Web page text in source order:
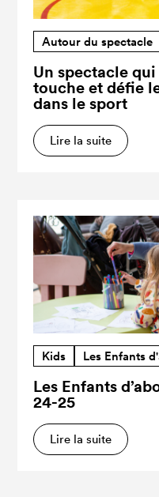
Autour du spectacle
Un spectacle
touche et défie
dans le sport
Lire la suite
Kids Les Enfants
Les Enfants
24-25
Lire la suite